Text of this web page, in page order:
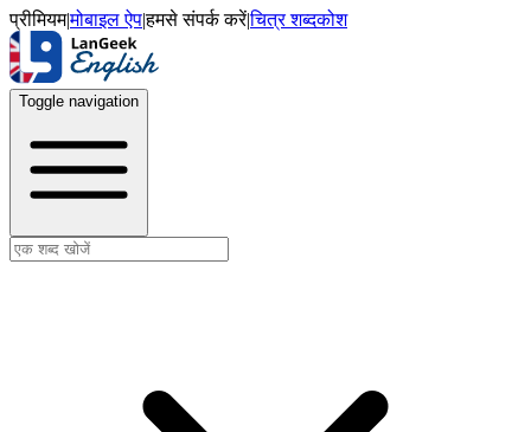
प्रीमियम|मोबाइल ऐप|हमसे संपर्क करें|चित्र शब्दकोश
Toggle navigation